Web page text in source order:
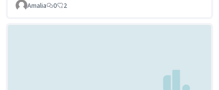
Amalia
0 2